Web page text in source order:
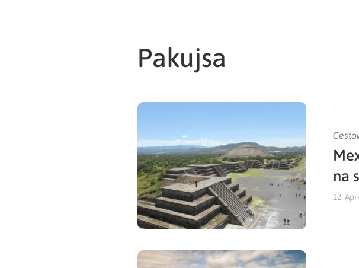
Zmena zdravotnej poisťovne
Poistenie novorodenca v pohodlí
Zdravotné poistenie pre cudzincov
Prečo Union
Pakujsa
na
12.